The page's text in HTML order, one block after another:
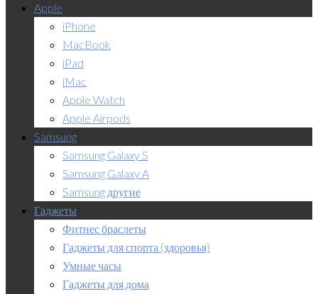
Apple
iPhone
MacBook
iPad
iMac
Apple Watch
Apple Airpods
Samsung
Samsung Galaxy S
Samsung Galaxy A
Samsung другие
Гаджеты
Фитнес браслеты
Гаджеты для спорта (здоровья)
Умные часы
Гаджеты для дома